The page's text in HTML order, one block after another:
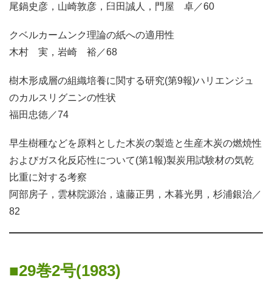
尾鍋史彦，山崎敦彦，臼田誠人，門屋 卓／60
クベルカームンク理論の紙への適用性
木村 実，岩崎 裕／68
樹木形成層の組織培養に関する研究(第9報)ハリエンジュ
のカルスリグニンの性状
福田忠徳／74
早生樹種などを原料とした木炭の製造と生産木炭の燃焼性
およびガス化反応性について(第1報)製炭用試験材の気乾
比重に対する考察
阿部房子，雲林院源治，遠藤正男，木暮光男，杉浦銀治／
82
29巻2号(1983)